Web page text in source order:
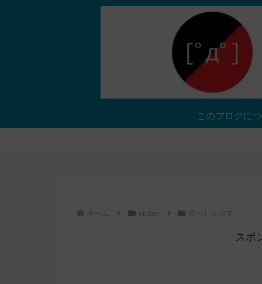
このブログに
ホーム vtuber すぺしゃりて
スポ